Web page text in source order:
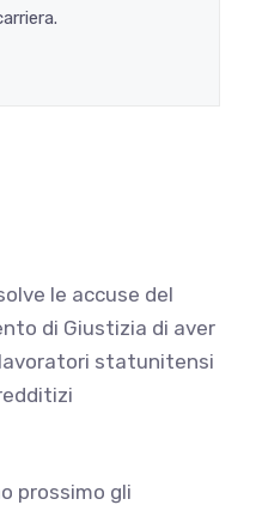
le accuse del
di Giustizia di aver
statunitensi
prossimo gli